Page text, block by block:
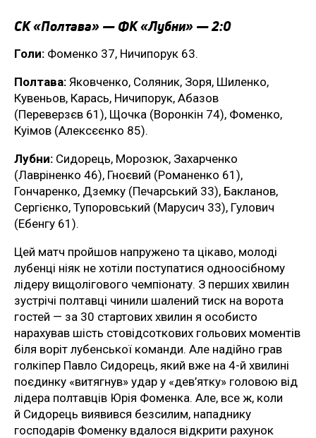
СК «Полтава» — ФК «Лубни» — 2:0
Голи: Фоменко 37, Ничипорук 63.
Полтава: Яковченко, Соляник, Зоря, Шиленко,
Кувеньов, Карась, Ничипорук, Абазов
(Переверзєв 61), Щочка (Воронкін 74), Фоменко,
Куімов (Алексєєнко 85).
Лубни: Сидорець, Морозюк, Захарченко
(Лавріненко 46), Гноєвий (Романенко 61),
Гончаренко, Дземку (Печарський 33), Бакланов,
Сергієнко, Тупоровський (Марусич 33), Гулович
(Ебенгу 61).
Цей матч пройшов напружено та цікаво, молоді
лубенці ніяк не хотіли поступатися одноосібному
лідеру вищолігового чемпіонату. З перших хвилин
зустрічі полтавці чинили шалений тиск на ворота
гостей — за 30 стартових хвилин я особисто
нарахував шість стовідсоткових гольових моментів
біля воріт лубенської команди. Але надійно грав
голкіпер Павло Сидорець, який вже на 4-й хвилині
поєдинку «витягнув» удар у «дев’ятку» головою від
лідера полтавців Юрія Фоменка. Але, все ж, коли
й Сидорець виявився безсилим, нападнику
господарів Фоменку вдалося відкрити рахунок